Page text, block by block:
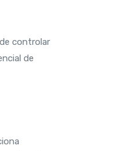
controlar
de